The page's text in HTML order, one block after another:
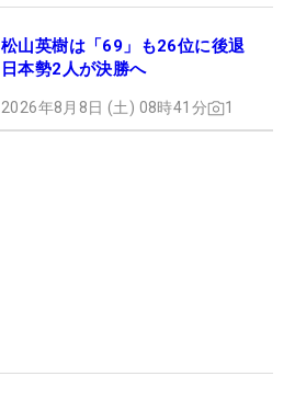
松山英樹は「69」も26位に後退
日本勢2人が決勝へ
2026年8月8日 (土) 08時41分 1